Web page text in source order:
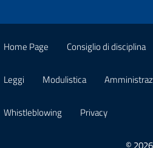
Home Page Consiglio di disciplina
Leggi Modulistica
Whistleblowing Privacy